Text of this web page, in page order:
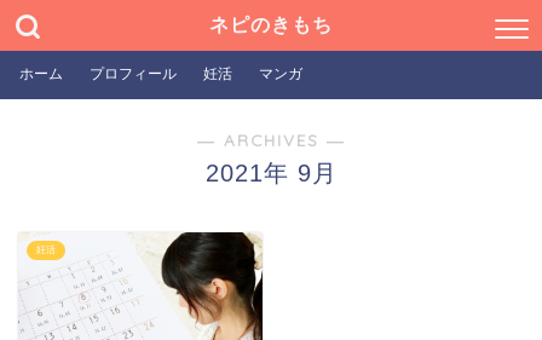
ネピのきもち
ホーム プロフィール 妊活 マンガ
― ARCHIVES ―
2021年 9月
妊活